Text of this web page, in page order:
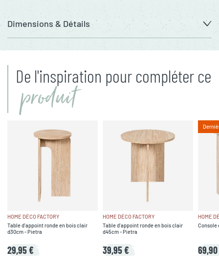
Dimensions & Détails
De l'inspiration pour compléter ce
produit
HOME DÉCO FACTORY
Table d'appoint ronde en bois clair
d30cm - Pietra
29,95 €
HOME DÉCO FACTORY
Table d'appoint ronde en bois clair
d45cm - Pietra
39,95 €
HOME
Console